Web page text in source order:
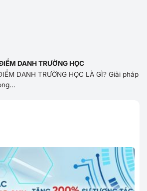
DANH TRƯỜNG HỌC
DANH TRƯỜNG HỌC LÀ GÌ? Giải pháp